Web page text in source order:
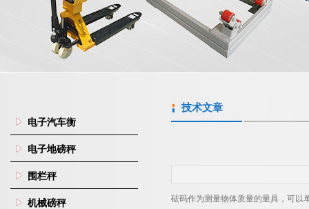
电子汽车衡
电子地磅秤
围栏秤
机械磅秤
技术文章
砝码作为测量物体质量的量具，可以